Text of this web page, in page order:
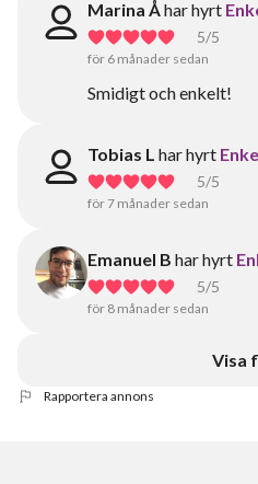
Marina Åhar hyrt
5/5
för 6 månader sedan
Smidigt och enkelt!
Tobias L har hyrt
5/5
för 7 månader sedan
Emanuel B har hyrt
5/5
för 8 månader sedan
Visa
Rapportera annons